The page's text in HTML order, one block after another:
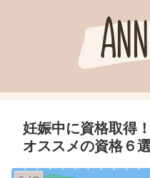
妊娠中に資格取得
オススメの資格６選